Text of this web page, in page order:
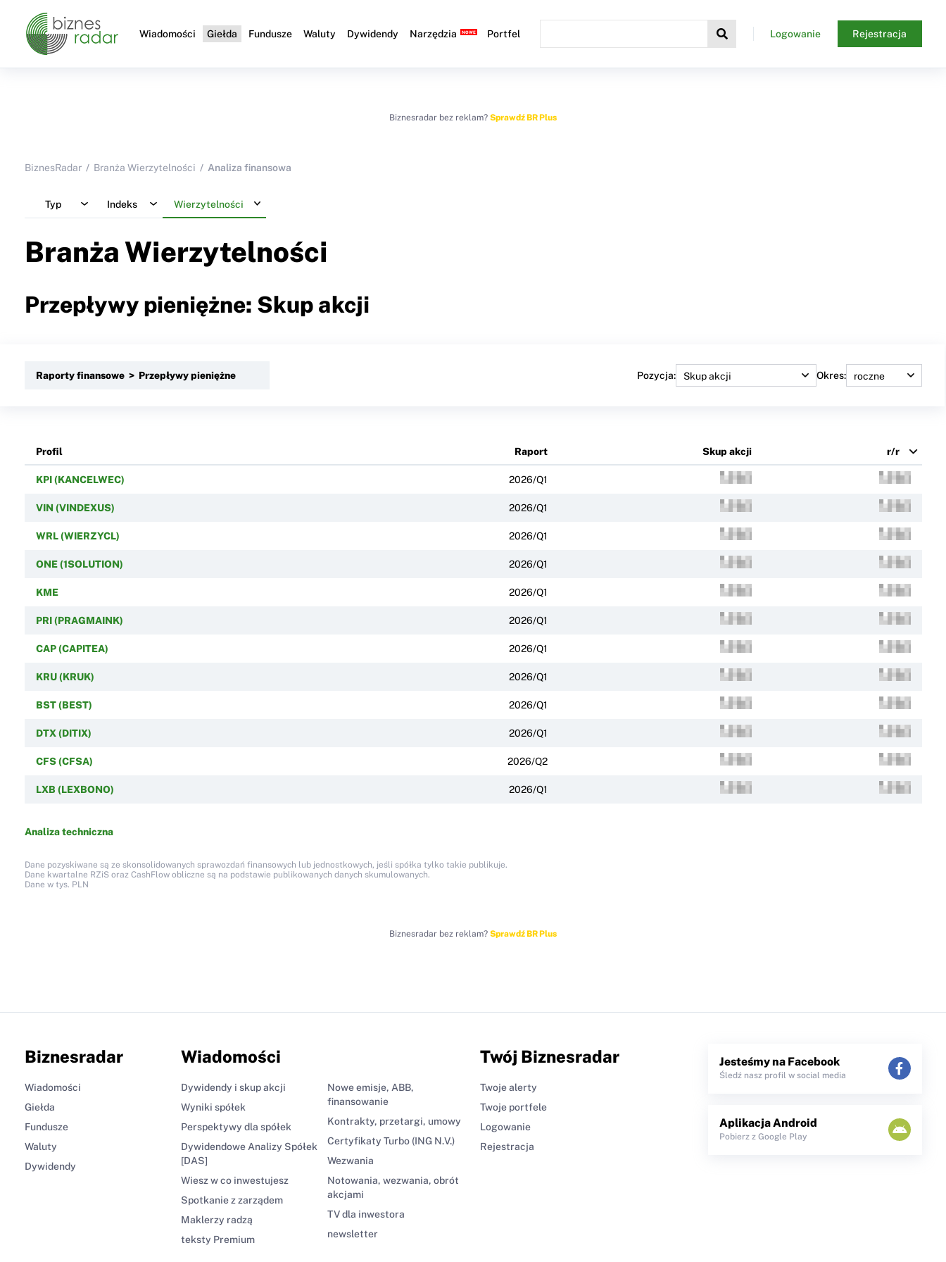
Wiadomości Giełda Fundusze Waluty Dywidendy Narzędzia Portfel Logowanie Rejestracja
Biznesradar bez reklam? Sprawdź BR Plus
BiznesRadar Branża Wierzytelności Analiza finansowa
Typ Indeks Wierzytelności
Branża Wierzytelności
Przepływy pieniężne: Skup akcji
Raporty finansowe > Przepływy pieniężne Pozycja: Okres:
Profil Raport Skup akcji r/r
KPI (KANCELWEC) 2026/Q1
VIN (VINDEXUS) 2026/Q1
WRL (WIERZYCL) 2026/Q1
ONE (1SOLUTION) 2026/Q1
KME 2026/Q1
PRI (PRAGMAINK) 2026/Q1
CAP (CAPITEA) 2026/Q1
KRU (KRUK) 2026/Q1
BST (BEST) 2026/Q1
DTX (DITIX) 2026/Q1
CFS (CFSA) 2026/Q2
LXB (LEXBONO) 2026/Q1
Analiza techniczna
Dane pozyskiwane są ze skonsolidowanych sprawozdań finansowych lub jednostkowych, jeśli spółka tylko takie publikuje.
Dane kwartalne RZiS oraz CashFlow obliczne są na podstawie publikowanych danych skumulowanych.
Dane w tys. PLN
Biznesradar bez reklam? Sprawdź BR Plus
Biznesradar
Wiadomości
Giełda
Fundusze
Waluty
Dywidendy
Wiadomości
Dywidendy i skup akcji
Wyniki spółek
Perspektywy dla spółek
Dywidendowe Analizy Spółek
[DAS]
Wiesz w co inwestujesz
Spotkanie z zarządem
Maklerzy radzą
teksty Premium
Nowe emisje, ABB,
finansowanie
Kontrakty, przetargi, umowy
Certyfikaty Turbo (ING N.V.)
Wezwania
Notowania, wezwania, obrót
akcjami
TV dla inwestora
newsletter
Twój Biznesradar
Twoje alerty
Twoje portfele
Logowanie
Rejestracja
Jesteśmy na Facebook
Śledź nasz profil w social media
Aplikacja Android
Pobierz z Google Play